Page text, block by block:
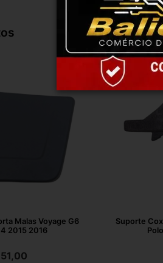
Malas Voyage G6
2015 2016
51,00
Suporte